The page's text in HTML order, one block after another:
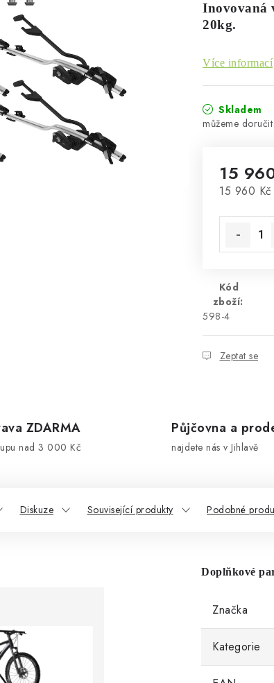
Inovovaná
20kg.
Více informací
Skladem
15
Měrná
15 960
Kód
zboží:
598-4
Zeptat se
ZDARMA
nad 3 000 Kč
Půjčovna a
najdete nás v Jihlavě
Diskuze Související produkty Podobné
Doplňkové
Značka
Kategorie